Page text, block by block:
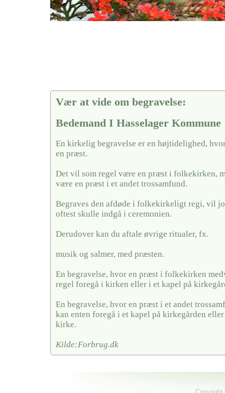
Vær at vide om begravelse:
Bedemand I Hasselager Kommune
En kirkelig begravelse er en højtidelighed,
en præst.
Det vil som regel være en præst i folkekirken,
være en præst i et andet trossamfund.
Begraves den afdøde i folkekirkeligt regi, vil
oftest skulle indgå i ceremonien.
Derudover kan du aftale øvrige ritualer, fx.
musik og salmer, med præsten.
En begravelse, hvor en præst i folkekirken
regel foregå i kirken eller i et kapel på
En begravelse, hvor en præst i et andet
kan enten foregå i et kapel på kirkegården
kirke.
Kilde:Forbrug.dk